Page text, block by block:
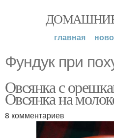
главная
Фундук при
Овсянка с
Овсянка на
8 комментариев